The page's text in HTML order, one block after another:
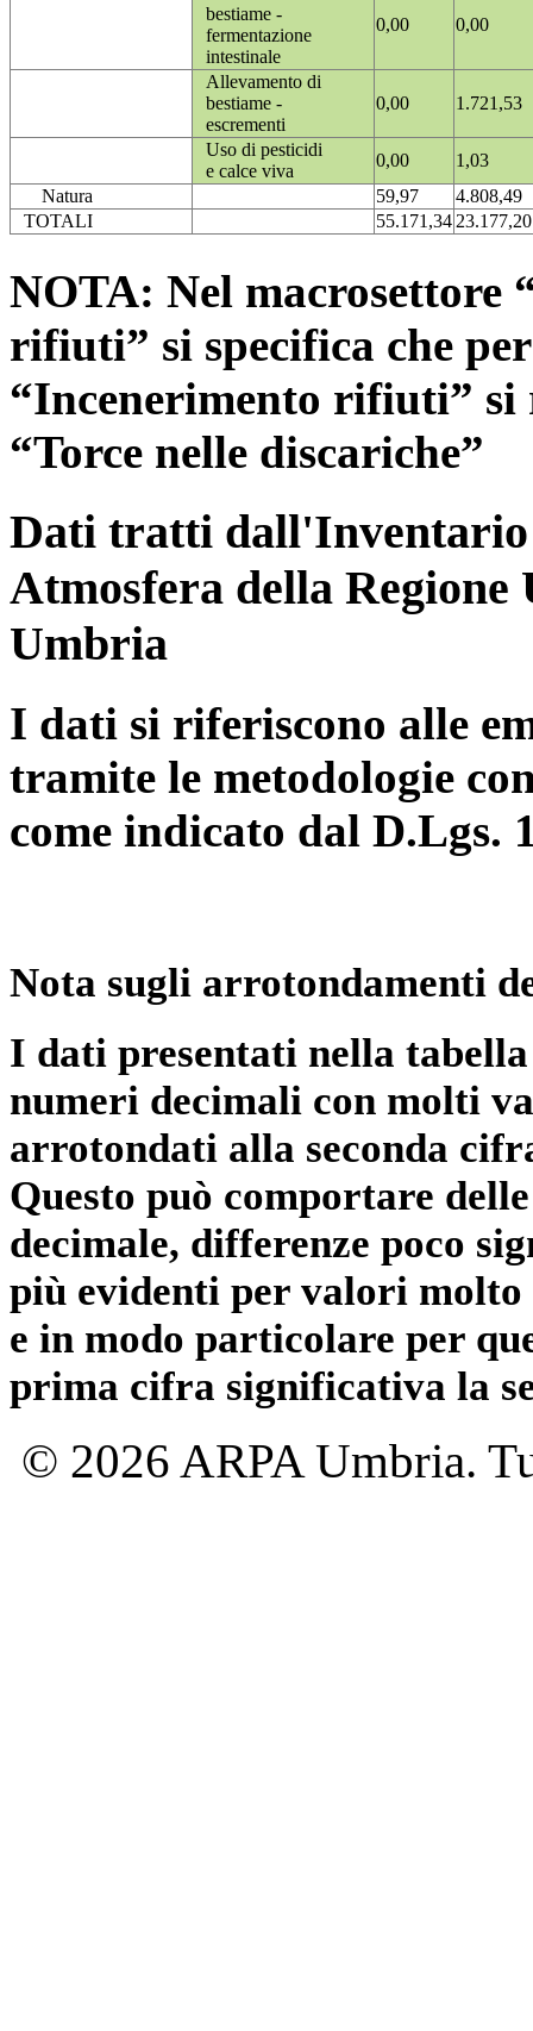
bestiame -
fermentazione
intestinale
0,00 0,00
Allevamento di
bestiame -
escrementi
0,00 1.721,53
Uso di pesticidi
e calce viva
0,00
1,03
Natura
59,97
4.808,49
TOTALI
55.171,3423.177,20
NOTA: Nel macrosettore
rifiuti” si specifica che
“Incenerimento rifiuti”
“Torce nelle discariche”
Dati tratti dall'Inventario
Atmosfera della
Umbria
I dati si riferiscono alle
tramite le metodologie
come indicato dal D.Lgs.
Nota sugli arrotondamenti
I dati presentati nella
numeri decimali con molti
arrotondati alla seconda
Questo può comportare
decimale, differenze poco
più evidenti per valori
e in modo particolare per
prima cifra significativa la
© 2026 ARPA Umbria.